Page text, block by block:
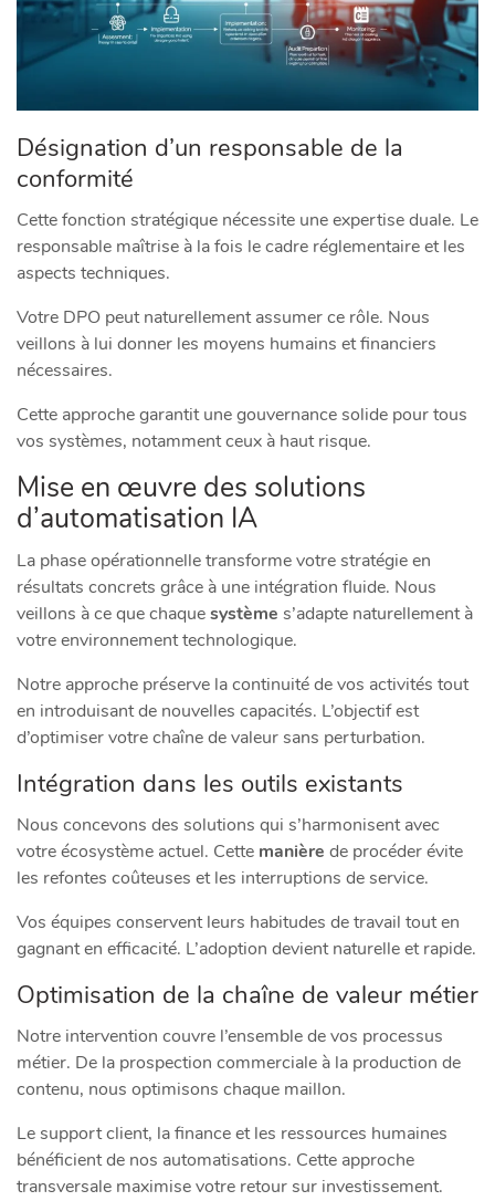
Désignation d’un responsable de la
conformité
Cette fonction stratégique nécessite une expertise duale. Le
responsable maîtrise à la fois le cadre réglementaire et les
aspects techniques.
Votre DPO peut naturellement assumer ce rôle. Nous
veillons à lui donner les moyens humains et financiers
nécessaires.
Cette approche garantit une gouvernance solide pour tous
vos systèmes, notamment ceux à haut risque.
Mise en œuvre des solutions
d’automatisation IA
La phase opérationnelle transforme votre stratégie en
résultats concrets grâce à une intégration fluide. Nous
veillons à ce que chaquesystème s’adapte naturellement à
votre environnement technologique.
Notre approche préserve la continuité de vos activités tout
en introduisant de nouvelles capacités. L’objectif est
d’optimiser votre chaîne de valeur sans perturbation.
Intégration dans les outils existants
Nous concevons des solutions qui s’harmonisent avec
votre écosystème actuel. Cette manière de procéder évite
les refontes coûteuses et les interruptions de service.
Vos équipes conservent leurs habitudes de travail tout en
gagnant en efficacité. L’adoption devient naturelle et rapide.
Optimisation de la chaîne de valeur métier
Notre intervention couvre l’ensemble de vos processus
métier. De la prospection commerciale à la production de
contenu, nous optimisons chaque maillon.
Le support client, la finance et les ressources humaines
bénéficient de nos automatisations. Cette approche
transversale maximise votre retour sur investissement.